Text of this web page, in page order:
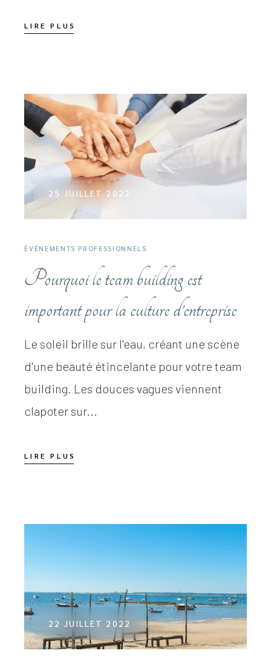
LIRE PLUS
25 JUILLET 2022
ÉVÉNEMENTS PROFESSIONNELS
Pourquoi le team building est
important pour la culture d’entreprise
Le soleil brille sur l'eau, créant une scène
d'une beauté étincelante pour votre team
building. Les douces vagues viennent
clapoter sur...
LIRE PLUS
22 JUILLET 2022